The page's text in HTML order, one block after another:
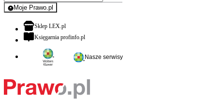
Moje Prawo.pl
- rejestracja i logowanie do serwisu
Sklep LEX.plotwiera się w nowej karcie
Księgarnia profinfo.plotwiera się w nowej karcie
Nasze serwisy